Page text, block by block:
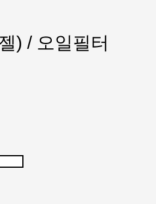
) / 오일필터